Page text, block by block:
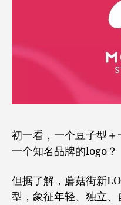
初一看，一个豆子型
一个知名品牌的logo？
但据了解，蘑菇街新
型，象征年轻、独立